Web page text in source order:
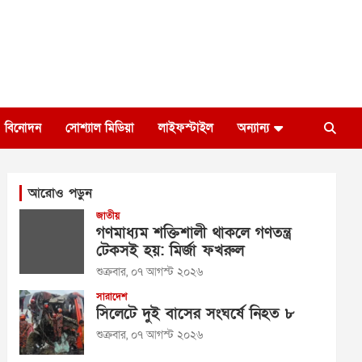
বিনোদন সোশ্যাল মিডিয়া লাইফস্টাইল অন্যান্য
আরোও পড়ুন
জাতীয়
গণমাধ্যম শক্তিশালী থাকলে গণতন্ত্র
টেকসই হয়: মির্জা ফখরুল
শুক্রবার, ০৭ আগস্ট ২০২৬
সারাদেশ
সিলেটে দুই বাসের সংঘর্ষে নিহত ৮
শুক্রবার, ০৭ আগস্ট ২০২৬